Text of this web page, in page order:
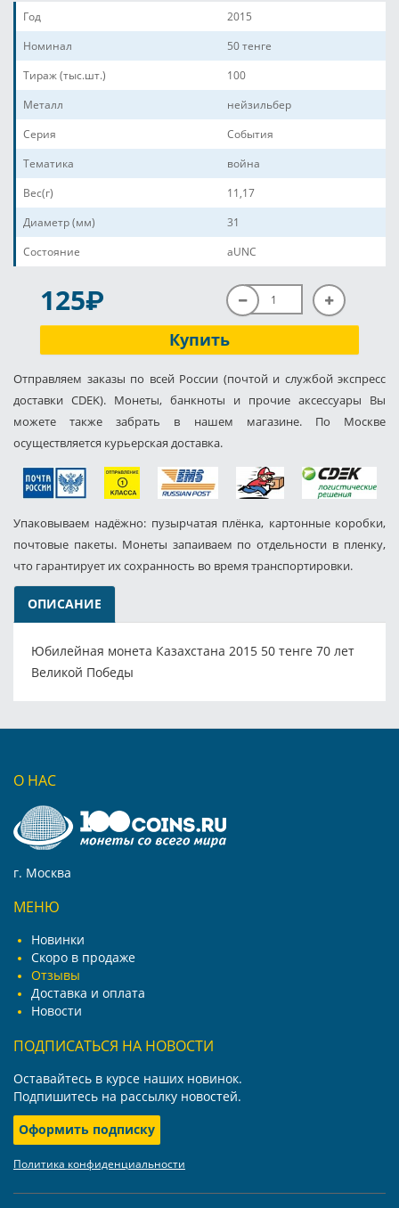
Год
2015
Номинал
50 тенге
Тираж (тыс.шт.)
100
Металл
нейзильбер
Серия
События
Тематика
война
Вес(г)
11,17
Диаметр (мм)
31
Состояние
aUNC
125P
Купить
Отправляем заказы по всей России (почтой и службой экспресс
доставки CDEK). Монеты, банкноты и прочие аксессуары Вы
можете также забрать в нашем магазине. По Москве
осуществляется курьерская доставка.
Упаковываем надёжно: пузырчатая плёнка, картонные коробки,
почтовые пакеты. Монеты запаиваем по отдельности в пленку,
что гарантирует их сохранность во время транспортировки.
ОПИСАНИЕ
Юбилейная монета Казахстана 2015 50 тенге 70 лет
Великой Победы
О НАС
г. Москва
МЕНЮ
Новинки
Скоро в продаже
Отзывы
Доставка и оплата
Новости
ПОДПИСАТЬСЯ НА НОВОСТИ
Оставайтесь в курсе наших новинок.
Подпишитесь на рассылку новостей.
Оформить подписку
Политика конфиденциальности